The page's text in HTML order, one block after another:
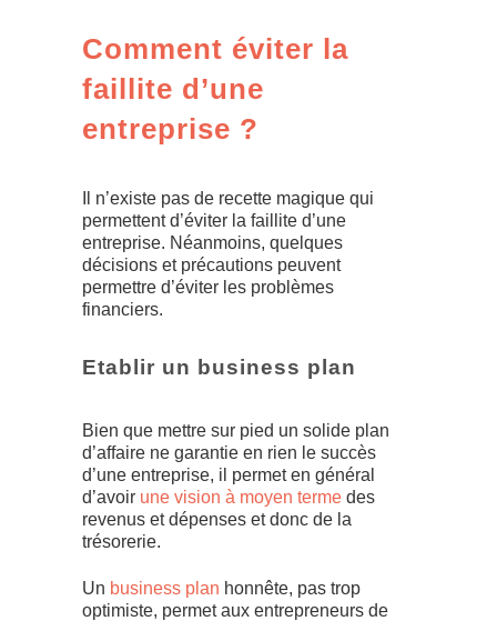
Comment éviter la
faillite d’une
entreprise ?
Il n’existe pas de recette magique qui
permettent d’éviter la faillite d’une
entreprise. Néanmoins, quelques
décisions et précautions peuvent
permettre d’éviter les problèmes
financiers.
Etablir un business plan
Bien que mettre sur pied un solide plan
d’affaire ne garantie en rien le succès
d’une entreprise, il permet en général
d’avoir une vision à moyen terme des
revenus et dépenses et donc de la
trésorerie.
Un business plan honnête, pas trop
optimiste, permet aux entrepreneurs de